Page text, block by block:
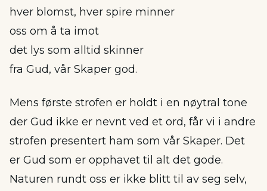
hver blomst, hver spire minner
oss om å ta imot
det lys som alltid skinner
fra Gud, vår Skaper god.
Mens første strofen er holdt i en nøytral tone
der Gud ikke er nevnt ved et ord, får vi i andre
strofen presentert ham som vår Skaper. Det
er Gud som er opphavet til alt det gode.
Naturen rundt oss er ikke blitt til av seg selv,